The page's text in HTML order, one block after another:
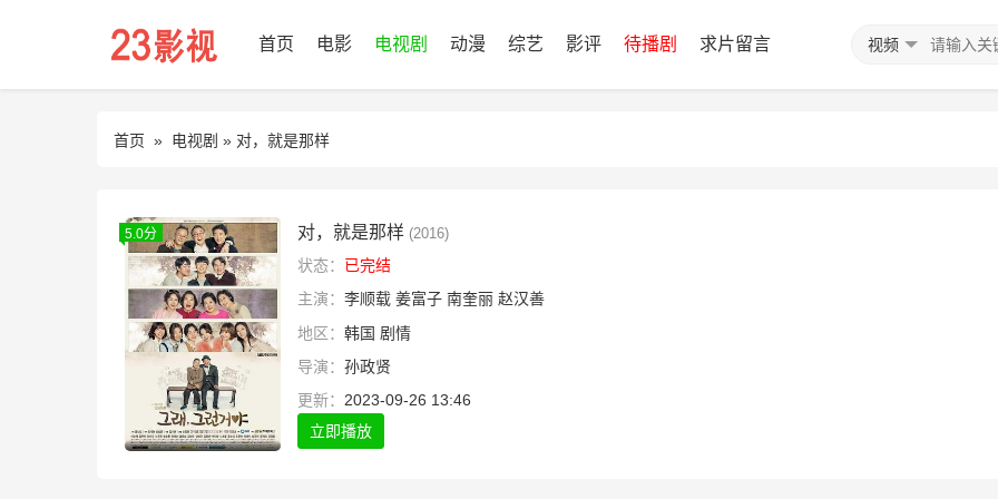
首页 电影 电视剧 动漫 综艺 影评 待播剧 求片留言 视频
首页 » 电视剧 » 对，就是那样
5.0分 对，就是那样 (2016)
状态： 已完结
主演： 李顺载 姜富子 南奎丽 赵汉善
地区： 韩国 剧情
导演： 孙政贤
更新： 2023-09-26 13:46
立即播放